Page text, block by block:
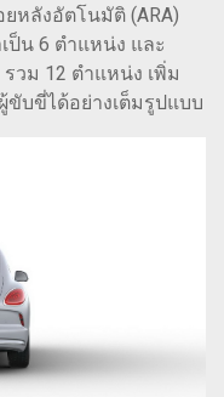
หลังอัตโนมัติ (ARA)
ป็น 6 ตำแหน่ง และ
วม 12 ตำแหน่ง เพิ่ม
บขี่ได้อย่างเต็มรูปแบบ